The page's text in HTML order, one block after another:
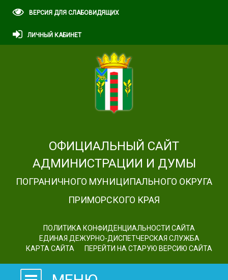
ВЕРСИЯ ДЛЯ СЛАБОВИДЯЩИХ
ЛИЧНЫЙ КАБИНЕТ
ОФИЦИАЛЬНЫЙ САЙТ
АДМИНИСТРАЦИИ И ДУМЫ
ПОГРАНИЧНОГО МУНИЦИПАЛЬНОГО ОКРУГА
ПРИМОРСКОГО КРАЯ
ПОЛИТИКА КОНФИДЕНЦИАЛЬНОСТИ САЙТА
ЕДИНАЯ ДЕЖУРНО-ДИСПЕТЧЕРСКАЯ СЛУЖБА
КАРТА САЙТА
ПЕРЕЙТИ НА СТАРУЮ ВЕРСИЮ САЙТА